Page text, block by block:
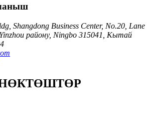
Shangdong Business Center, No.20, Lane
району, Ningbo 315041, Кытай